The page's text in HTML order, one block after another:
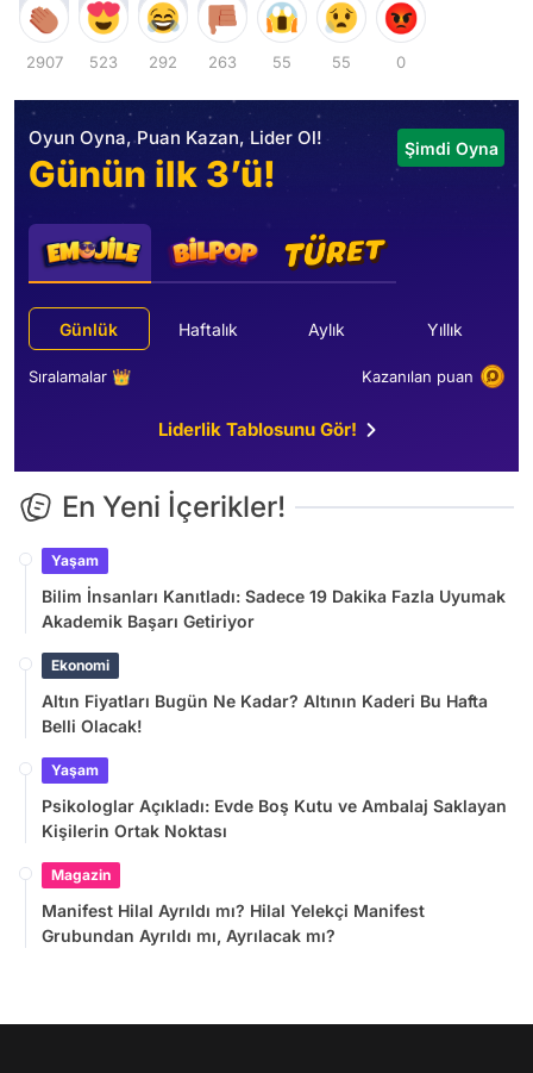
2907 523 292 263 55 55 0
Oyun Oyna, Puan Kazan, Lider Ol!
Günün ilk 3’ü!
Şimdi Oyna
Günlük Haftalık Aylık Yıllık
Sıralamalar 👑 Kazanılan puan
Liderlik Tablosunu Gör!
En Yeni İçerikler!
Yaşam
Bilim İnsanları Kanıtladı: Sadece 19 Dakika Fazla Uyumak
Akademik Başarı Getiriyor
Ekonomi
Altın Fiyatları Bugün Ne Kadar? Altının Kaderi Bu Hafta
Belli Olacak!
Yaşam
Psikologlar Açıkladı: Evde Boş Kutu ve Ambalaj Saklayan
Kişilerin Ortak Noktası
Magazin
Manifest Hilal Ayrıldı mı? Hilal Yelekçi Manifest
Grubundan Ayrıldı mı, Ayrılacak mı?